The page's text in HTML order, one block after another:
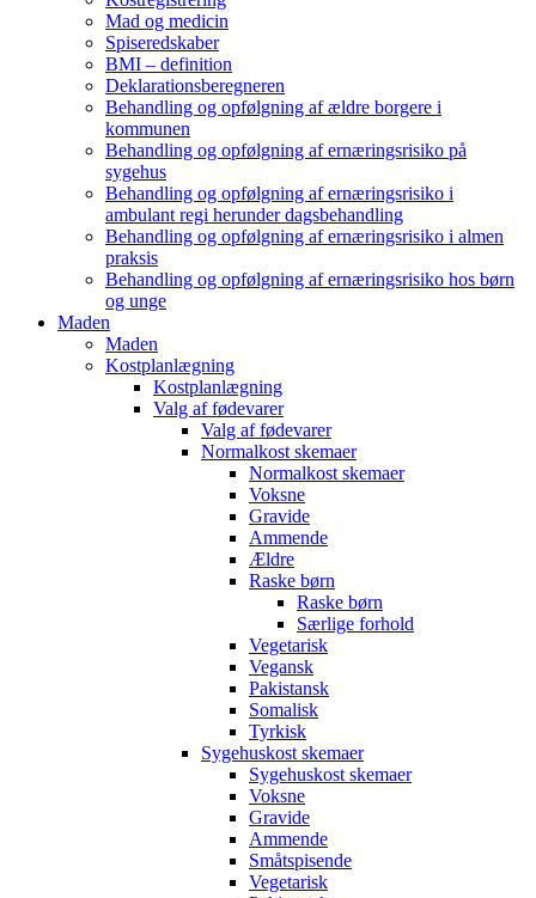
Mad og medicin
Spiseredskaber
BMI – definition
Deklarationsberegneren
Behandling og opfølgning af ældre borgere i
kommunen
Behandling og opfølgning af ernæringsrisiko på
sygehus
Behandling og opfølgning af ernæringsrisiko i
ambulant regi herunder dagsbehandling
Behandling og opfølgning af ernæringsrisiko i almen
praksis
Behandling og opfølgning af ernæringsrisiko hos børn
og unge
Maden
Maden
Kostplanlægning
Kostplanlægning
Valg af fødevarer
Valg af fødevarer
Normalkost skemaer
Normalkost skemaer
Voksne
Gravide
Ammende
Ældre
Raske børn
Raske børn
Særlige forhold
Vegetarisk
Vegansk
Pakistansk
Somalisk
Tyrkisk
Sygehuskost skemaer
Sygehuskost skemaer
Voksne
Gravide
Ammende
Småtspisende
Vegetarisk